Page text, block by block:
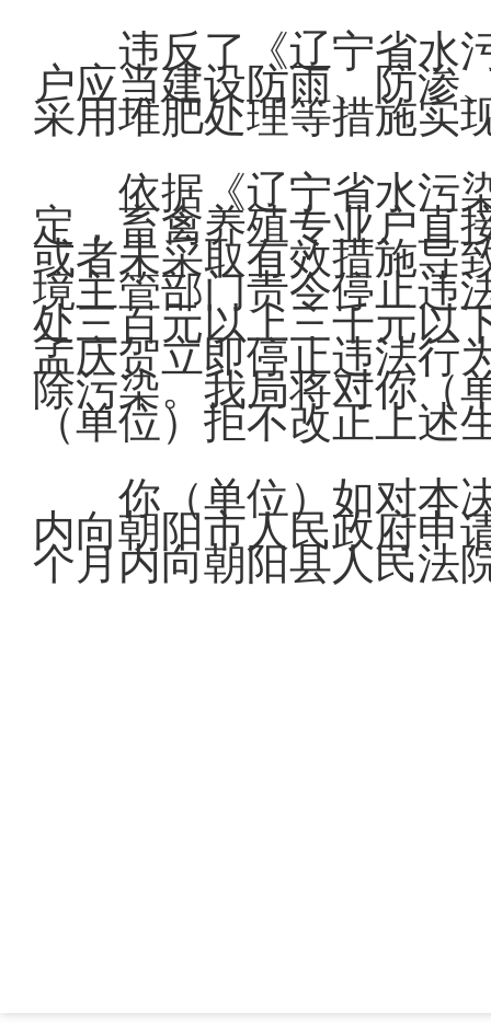
违反了《辽宁省水
户应当建设防雨、防渗
采用堆肥处理等措施实
依据《辽宁省水污
定，畜禽养殖专业户直
或者未采取有效措施导
境主管部门责令停止违
处三百元以上三千元以
孟庆贺立即停止违法行
除污染。我局将对你（
（单位）拒不改正上述
你（单位）如对本
内向朝阳市人民政府申
个月内向朝阳县人民法